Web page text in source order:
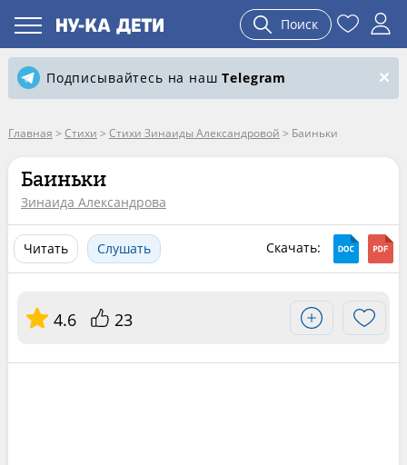
Поиск
Подписывайтесь на нашTelegram
Главная > Стихи > Стихи Зинаиды Александровой > Баиньки
Баиньки
Зинаида Александрова
Читать Слушать Скачать:
4.6 23